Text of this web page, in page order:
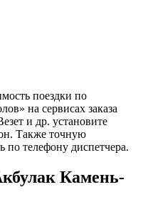
поездки по
на сервисах заказа
и др. установите
Также точную
по телефону диспетчера.
Камень-